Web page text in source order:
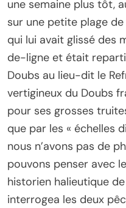
une semaine plus tôt,
sur une petite plage
qui lui avait glissé des
de-ligne et était
Doubs au lieu-dit le
vertigineux du Doubs
pour ses grosses
que par les « échelles
nous n’avons pas de
pouvons penser avec
historien halieutique
interrogea les deux